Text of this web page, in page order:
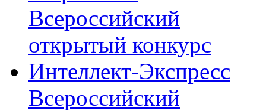
Всероссийский
открытый конкурс
Интеллект-Экспресс
Всероссийский